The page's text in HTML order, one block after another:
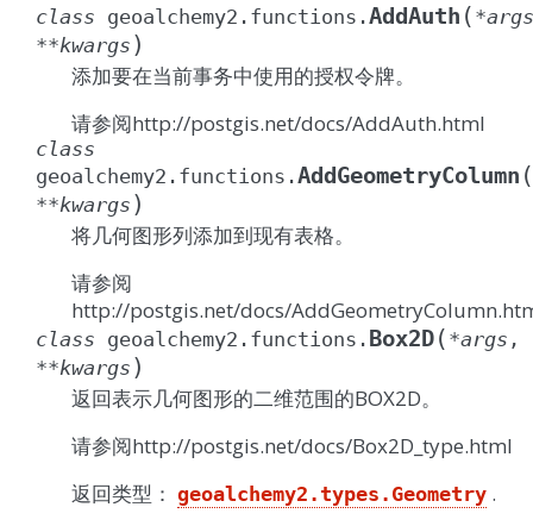
class geoalchemy2.functions.AddAuth ( *args
**kwargs )
添加要在当前事务中使用的授权令牌。
请参阅http://postgis.net/docs/AddAuth.html
class
geoalchemy2.functions.AddGeometryColumn (
**kwargs )
将几何图形列添加到现有表格。
请参阅
http://postgis.net/docs/
class geoalchemy2.functions. Box2D( *args ,
**kwargs )
返回表示几何图形的二维范围的BOX2D。
请参阅http://postgis.net/docs/Box2D_type.html
返回类型： geoalchemy2.types.Geometry .